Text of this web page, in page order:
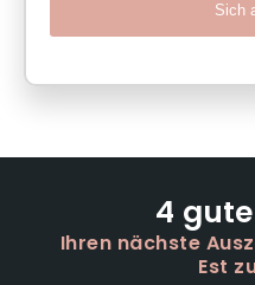
Sich
4
Ihren nächste
Est